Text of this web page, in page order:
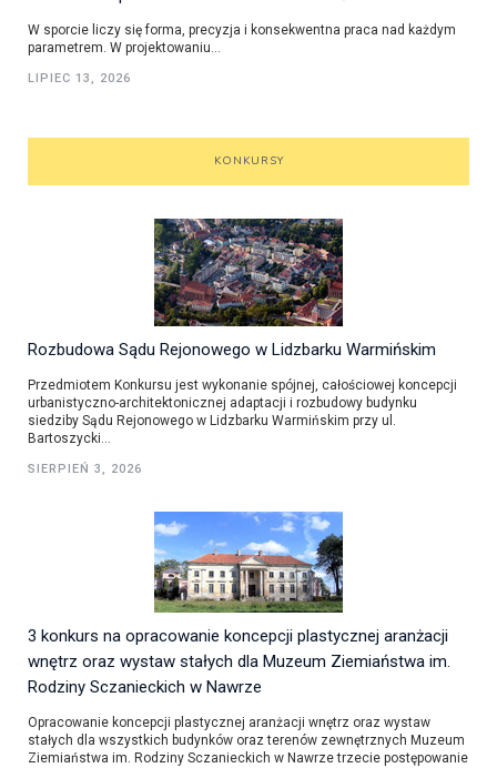
W sporcie liczy się forma, precyzja i konsekwentna praca nad każdym
parametrem. W projektowaniu...
LIPIEC 13, 2026
KONKURSY
Rozbudowa Sądu Rejonowego w Lidzbarku Warmińskim
Przedmiotem Konkursu jest wykonanie spójnej, całościowej koncepcji
urbanistyczno-architektonicznej adaptacji i rozbudowy budynku
siedziby Sądu Rejonowego w Lidzbarku Warmińskim przy ul.
Bartoszycki...
SIERPIEŃ 3, 2026
3 konkurs na opracowanie koncepcji plastycznej aranżacji
wnętrz oraz wystaw stałych dla Muzeum Ziemiaństwa im.
Rodziny Sczanieckich w Nawrze
Opracowanie koncepcji plastycznej aranżacji wnętrz oraz wystaw
stałych dla wszystkich budynków oraz terenów zewnętrznych Muzeum
Ziemiaństwa im. Rodziny Sczanieckich w Nawrze trzecie postępowanie